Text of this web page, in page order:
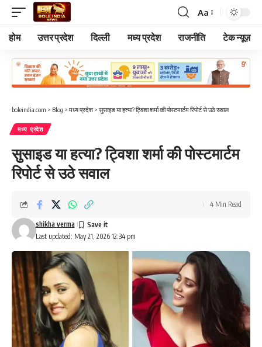
Font
Resizer
Aa
होम उत्तर प्रदेश दिल्ली मध्य प्रदेश राजनीति टेक न्यूज़
boleindia.com > Blog > मध्य प्रदेश> सुसाइड या हत्या? ट्विशा शर्मा की पोस्टमार्टम रिपोर्ट से उठे सवाल
मध्य प्रदेश
सुसाइड या हत्या? ट्विशा शर्मा की पोस्टमार्टम
रिपोर्ट से उठे सवाल
Last updated: May 21, 2026 12:34 pm
shikha verma
4 Min Read